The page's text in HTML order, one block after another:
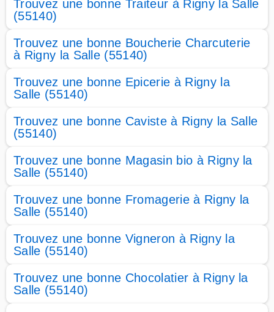
Trouvez une bonne Traiteur à Rigny la Salle
(55140)
Trouvez une bonne Boucherie Charcuterie
à Rigny la Salle (55140)
Trouvez une bonne Epicerie à Rigny la
Salle (55140)
Trouvez une bonne Caviste à Rigny la Salle
(55140)
Trouvez une bonne Magasin bio à Rigny la
Salle (55140)
Trouvez une bonne Fromagerie à Rigny la
Salle (55140)
Trouvez une bonne Vigneron à Rigny la
Salle (55140)
Trouvez une bonne Chocolatier à Rigny la
Salle (55140)